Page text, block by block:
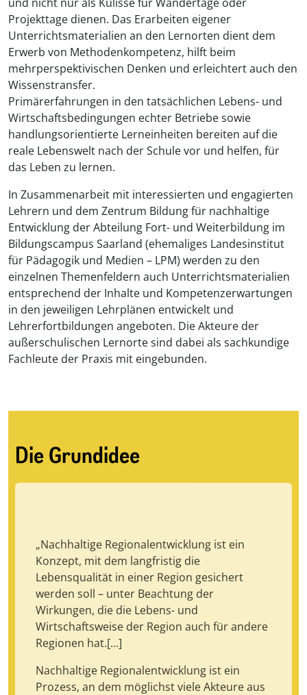
Projekttage dienen. Das Erarbeiten eigener
Unterrichtsmaterialien an den Lernorten dient dem
Erwerb von Methodenkompetenz, hilft beim
mehrperspektivischen Denken und erleichtert auch den
Wissenstransfer.
Primärerfahrungen in den tatsächlichen Lebens- und
Wirtschaftsbedingungen echter Betriebe sowie
handlungsorientierte Lerneinheiten bereiten auf die
reale Lebenswelt nach der Schule vor und helfen, für
das Leben zu lernen.
In Zusammenarbeit mit interessierten und engagierten
Lehrern und dem Zentrum Bildung für nachhaltige
Entwicklung der Abteilung Fort- und Weiterbildung im
Bildungscampus Saarland (ehemaliges Landesinstitut
für Pädagogik und Medien – LPM) werden zu den
einzelnen Themenfeldern auch Unterrichtsmaterialien
entsprechend der Inhalte und Kompetenzerwartungen
in den jeweiligen Lehrplänen entwickelt und
Lehrerfortbildungen angeboten. Die Akteure der
außerschulischen Lernorte sind dabei als sachkundige
Fachleute der Praxis mit eingebunden.
Die Grundidee
„Nachhaltige Regionalentwicklung ist ein
Konzept, mit dem langfristig die
Lebensqualität in einer Region gesichert
werden soll – unter Beachtung der
Wirkungen, die die Lebens- und
Wirtschaftsweise der Region auch für andere
Regionen hat.[...]
Nachhaltige Regionalentwicklung ist ein
Prozess, an dem möglichst viele Akteure aus